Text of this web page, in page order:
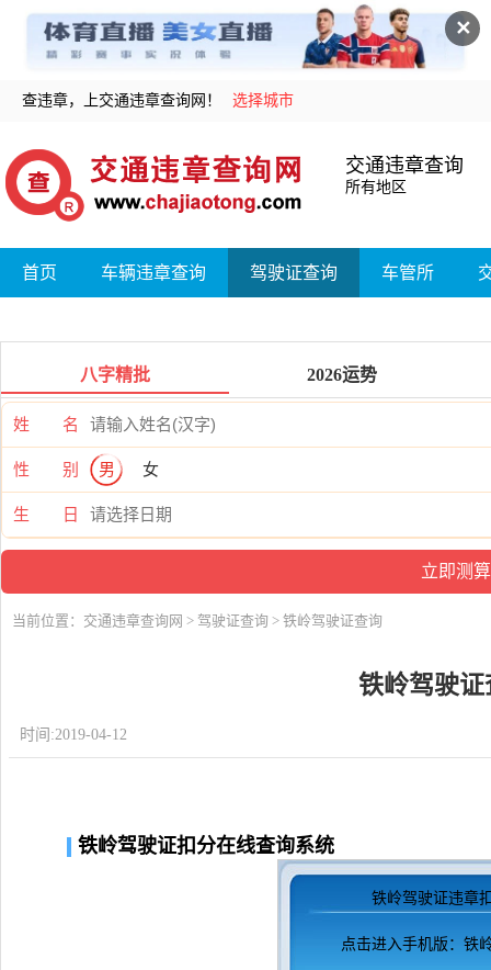
✕
查违章，上交通违章查询网！ 选择城市
交通违章查询
所有地区
首页 车辆违章查询 驾驶证查询 车管所
八字精批 2026运势
姓 名
性 别 男 女
生 日
当前位置： 交通违章查询网 > 驾驶证查询 > 铁岭驾驶证查询
铁岭驾驶证
时间:2019-04-12
铁岭驾驶证扣分在线查询系统
铁岭驾驶证违章
点击进入手机版：铁